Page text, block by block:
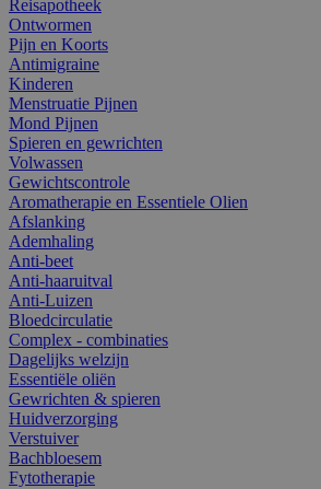
Reisapotheek
Ontwormen
Pijn en Koorts
Antimigraine
Kinderen
Menstruatie Pijnen
Mond Pijnen
Spieren en gewrichten
Volwassen
Gewichtscontrole
Aromatherapie en Essentiele Olien
Afslanking
Ademhaling
Anti-beet
Anti-haaruitval
Anti-Luizen
Bloedcirculatie
Complex - combinaties
Dagelijks welzijn
Essentiële oliën
Gewrichten & spieren
Huidverzorging
Verstuiver
Bachbloesem
Fytotherapie